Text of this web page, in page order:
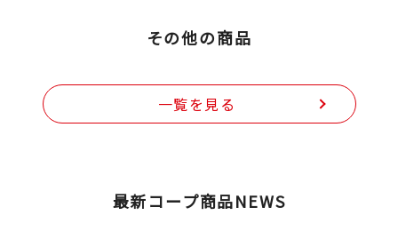
その他の商品
一覧を見る
最新コープ商品NEWS